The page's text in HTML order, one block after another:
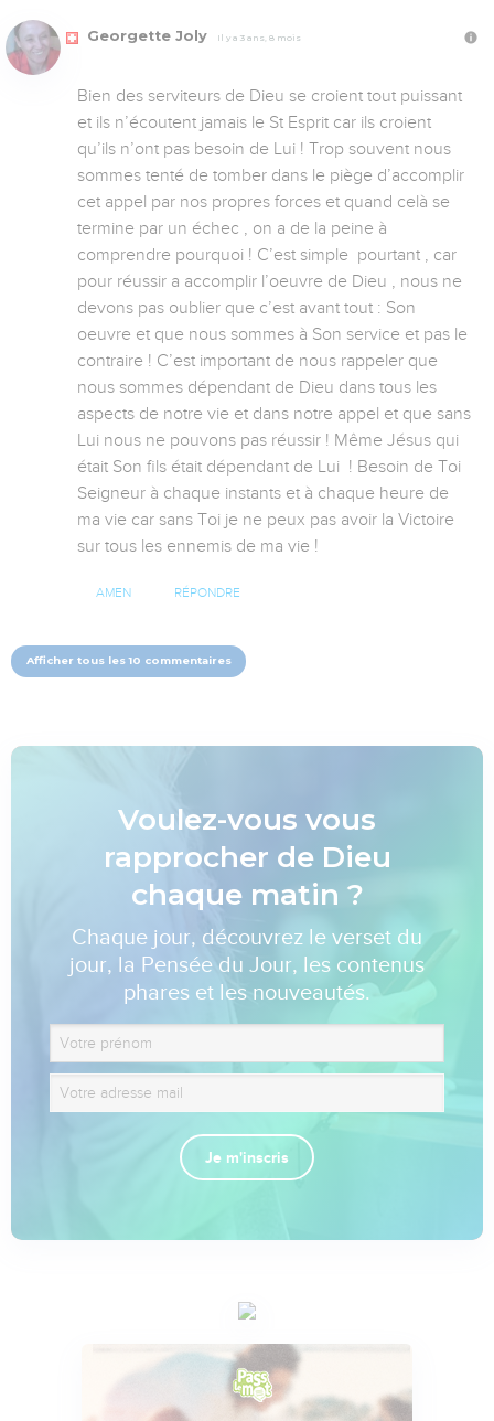
Georgette Joly Il y a 3 ans, 8 mois
Bien des serviteurs de Dieu se croient tout puissant
et ils n’écoutent jamais le St Esprit car ils croient
qu’ils n’ont pas besoin de Lui ! Trop souvent nous
sommes tenté de tomber dans le piège d’accomplir
cet appel par nos propres forces et quand celà se
termine par un échec , on a de la peine à
comprendre pourquoi ! C’est simple  pourtant , car
pour réussir a accomplir l’oeuvre de Dieu , nous ne
devons pas oublier que c’est avant tout : Son
oeuvre et que nous sommes à Son service et pas le
contraire ! C’est important de nous rappeler que
nous sommes dépendant de Dieu dans tous les
aspects de notre vie et dans notre appel et que sans
Lui nous ne pouvons pas réussir ! Même Jésus qui
était Son fils était dépendant de Lui  ! Besoin de Toi
Seigneur à chaque instants et à chaque heure de
ma vie car sans Toi je ne peux pas avoir la Victoire
sur tous les ennemis de ma vie !
AMEN RÉPONDRE
Afficher tous les 10 commentaires
Voulez-vous vous
rapprocher de Dieu
chaque matin ?
Chaque jour, découvrez le verset du
jour, la Pensée du Jour, les contenus
phares et les nouveautés.
Je m'inscris